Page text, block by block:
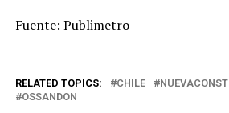
Fuente: Publimetro
RELATED TOPICS: CHILE
OSSANDON